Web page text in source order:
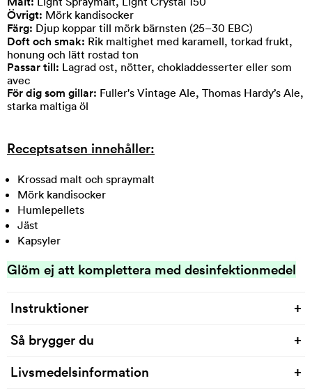
Övrigt: Mörk kandisocker
Färg: Djup koppar till mörk bärnsten (25–30 EBC)
Doft och smak: Rik maltighet med karamell, torkad frukt,
honung och lätt rostad ton
Passar till: Lagrad ost, nötter, chokladdesserter eller som
avec
För dig som gillar: Fuller's Vintage Ale, Thomas Hardy’s Ale,
starka maltiga öl
Receptsatsen innehåller:
Krossad malt och spraymalt
Mörk kandisocker
Humlepellets
Jäst
Kapsyler
Glöm ej att komplettera med desinfektionmedel
Instruktioner +
Varje recept är unikt och det är viktigt att följa
instruktionerna noga för just ditt recept.
Så brygger du
+
Livsmedelsinformation
+